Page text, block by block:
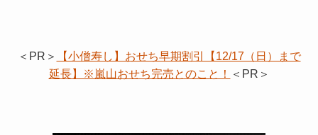
＜PR＞
【小僧寿し】おせち早期割引【12/17（日）まで
延長】※嵐山おせち完売とのこと！
＜PR＞